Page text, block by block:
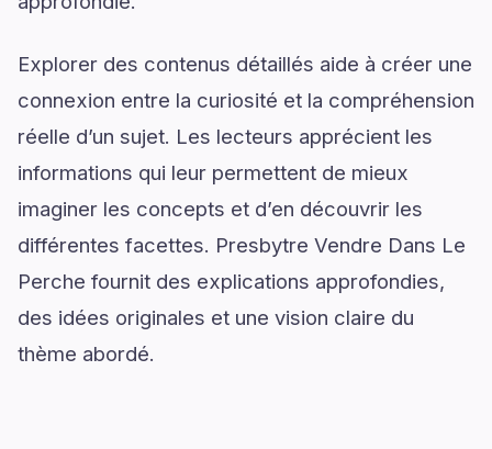
Explorer des contenus détaillés aide à créer une
connexion entre la curiosité et la compréhension
réelle d’un sujet. Les lecteurs apprécient les
informations qui leur permettent de mieux
imaginer les concepts et d’en découvrir les
différentes facettes. Presbytre Vendre Dans Le
Perche fournit des explications approfondies,
des idées originales et une vision claire du
thème abordé.